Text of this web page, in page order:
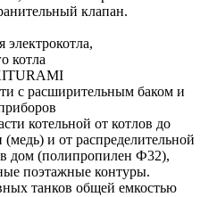
клапан.
котла
с расширительным баком и
котельной от котлов до
и от распределительной
в дом (полипропилен Ф32),
поэтажные контуры.
танков общей емкостью